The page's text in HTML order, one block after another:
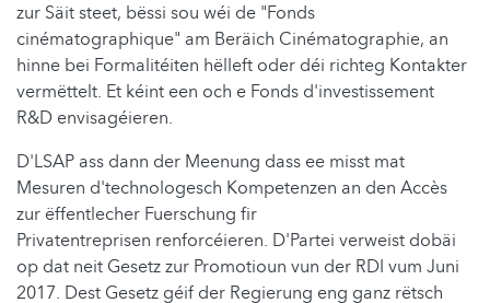
zur Säit steet, bëssi sou wéi de "Fonds
cinématographique" am Beräich Cinématographie, an
hinne bei Formalitéiten hëlleft oder déi richteg Kontakter
vermëttelt. Et kéint een och e Fonds d'investissement
R&D envisagéieren.
D'LSAP ass dann der Meenung dass ee misst mat
Mesuren d'technologesch Kompetenzen an den Accès
zur ëffentlecher Fuerschung fir
Privatentreprisen renforcéieren. D'Partei verweist dobäi
op dat neit Gesetz zur Promotioun vun der RDI vum Juni
2017. Dest Gesetz géif der Regierung eng ganz rëtsch